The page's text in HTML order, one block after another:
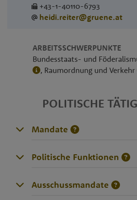
+43-1-40110-6793
heidi.reiter@gruene.at​
ARBEITSSCHWERPUNKTE
Bundesstaats- und
, Raumordnung und Verkehr
POLITISCHE
Mandate
Politische Funktionen
Ausschussmandate